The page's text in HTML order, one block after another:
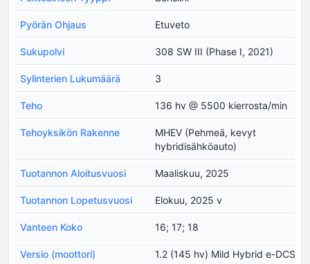
Pyörän Ohjaus Etuveto
Sukupolvi 308 SW III (Phase I, 2021)
Sylinterien Lukumäärä 3
Teho 136 hv @ 5500 kierrosta/min
Tehoyksikön Rakenne
MHEV (Pehmeä, kevyt
hybridisähköauto)
Tuotannon Aloitusvuosi Maaliskuu, 2025
Tuotannon Lopetusvuosi Elokuu, 2025 v
Vanteen Koko 16; 17; 18
Versio (moottori) 1.2 (145 hv) Mild Hybrid e-DCS